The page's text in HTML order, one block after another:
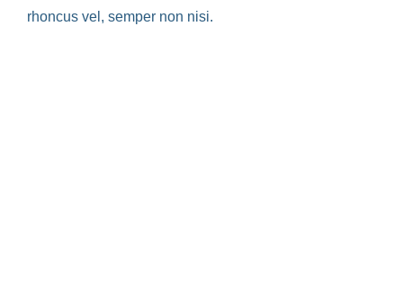
rhoncus vel, semper non nisi.